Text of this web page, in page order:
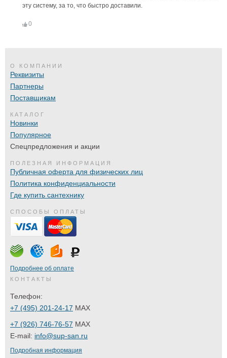
эту систему, за то, что быстро доставили.
0
О КОМПАНИИ
Реквизиты
Партнеры
Поставщикам
КАТАЛОГ
Новинки
Популярное
Спецпредложения и акции
ПОЛЕЗНАЯ ИНФОРМАЦИЯ
Публичная оферта для физических лиц
Политика конфиденциальности
Где купить сантехнику
СПОСОБЫ ОПЛАТЫ
Подробнее об оплате
КОНТАКТЫ
Телефон:
+7 (495) 201-24-17 MAX
+7 (926) 746-76-57 MAX
E-mail: info@sup-san.ru
Подробная информация